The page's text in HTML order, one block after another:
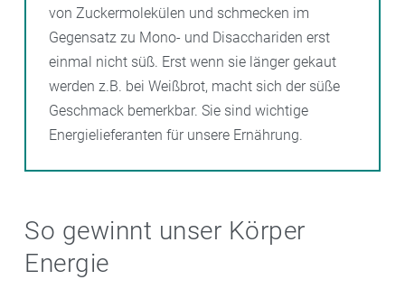
von Zuckermolekülen und schmecken im
Gegensatz zu Mono- und Disacchariden erst
einmal nicht süß. Erst wenn sie länger gekaut
werden z.B. bei Weißbrot, macht sich der süße
Geschmack bemerkbar. Sie sind wichtige
Energielieferanten für unsere Ernährung.
So gewinnt unser Körper
Energie